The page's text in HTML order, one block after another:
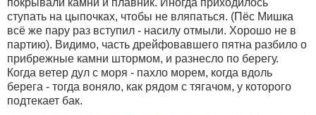
покрывали камни и плавник. Иногда приходилось
ступать на цыпочках, чтобы не вляпаться. (Пёс Мишка
всё же пару раз вступил - насилу отмыли. Хорошо не в
партию). Видимо, часть дрейфовавшего пятна разбило о
прибрежные камни штормом, и разнесло по берегу.
Когда ветер дул с моря - пахло морем, когда вдоль
берега - тогда воняло, как рядом с тягачом, у которого
подтекает бак.